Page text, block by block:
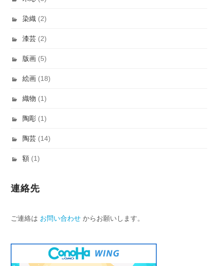
染織 (2)
漆芸 (2)
版画 (5)
絵画 (18)
織物 (1)
陶彫 (1)
陶芸 (14)
額 (1)
連絡先
ご連絡は お問い合わせ からお願いします。